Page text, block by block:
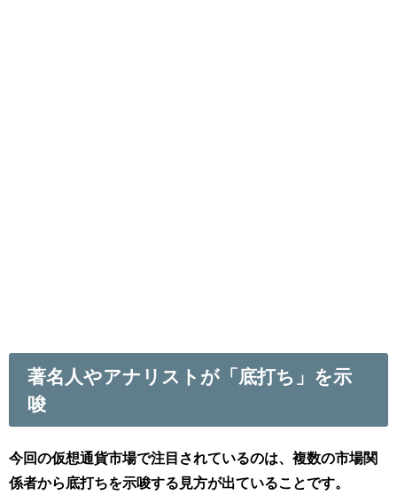
著名人やアナリストが「底打ち」を示
唆
今回の仮想通貨市場で注目されているのは、複数の市場関
係者から底打ちを示唆する見方が出ていることです。